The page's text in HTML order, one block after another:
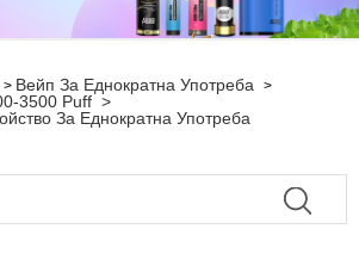
> Вейп За Еднократна Употреба >
3500 Puff >
За Еднократна Употреба